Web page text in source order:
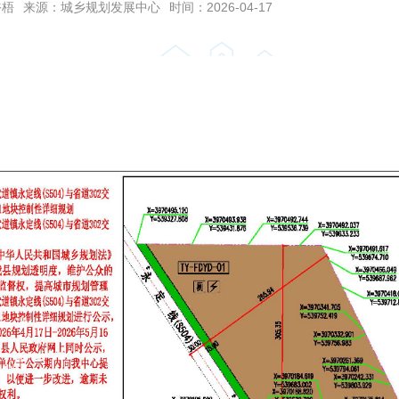
来源：城乡规划发展中心 时间：2026-04-17